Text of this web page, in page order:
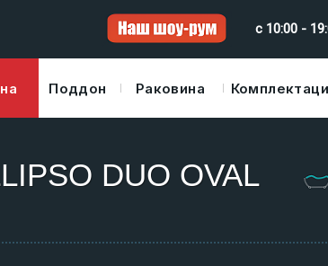
с 10:00 -
Поддон Раковина
DUO OVAL